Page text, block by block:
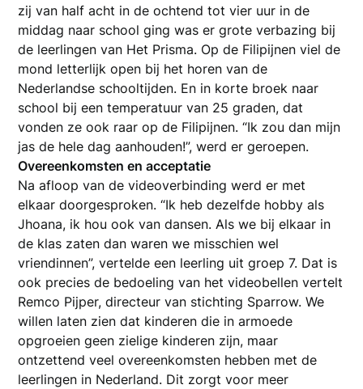
zij van half acht in de ochtend tot vier uur in de
middag naar school ging was er grote verbazing bij
de leerlingen van Het Prisma. Op de Filipijnen viel de
mond letterlijk open bij het horen van de
Nederlandse schooltijden. En in korte broek naar
school bij een temperatuur van 25 graden, dat
vonden ze ook raar op de Filipijnen. “Ik zou dan mijn
jas de hele dag aanhouden!”, werd er geroepen.
Overeenkomsten en acceptatie
Na afloop van de videoverbinding werd er met
elkaar doorgesproken. “Ik heb dezelfde hobby als
Jhoana, ik hou ook van dansen. Als we bij elkaar in
de klas zaten dan waren we misschien wel
vriendinnen”, vertelde een leerling uit groep 7. Dat is
ook precies de bedoeling van het videobellen vertelt
Remco Pijper, directeur van stichting Sparrow. We
willen laten zien dat kinderen die in armoede
opgroeien geen zielige kinderen zijn, maar
ontzettend veel overeenkomsten hebben met de
leerlingen in Nederland. Dit zorgt voor meer